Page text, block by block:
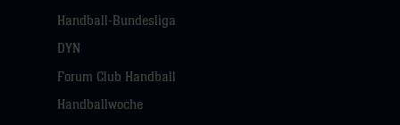
Navigation
öffnen,
dann
klicken
Handball-Bundesliga
DYN
Forum Club Handball
Handballwoche